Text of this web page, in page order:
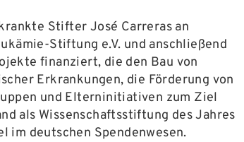
Stifter José Carreras an
Stiftung e.V. und anschließend
finanziert, die den Bau von
Erkrankungen, die Förderung von
und Elterninitiativen zum Ziel
als Wissenschaftsstiftung des Jahres
im deutschen Spendenwesen.